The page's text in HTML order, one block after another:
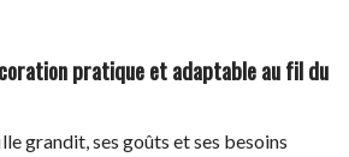
pratique et adaptable au fil du
grandit, ses goûts et ses besoins